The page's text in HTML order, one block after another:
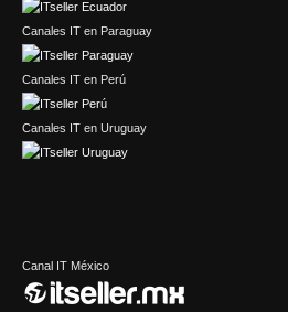
Canales IT en Paraguay
Canales IT en Perú
Canales IT en Uruguay
Canal IT México